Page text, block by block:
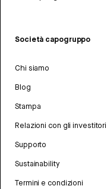
Società capogruppo
Chi siamo
Blog
Stampa
Relazioni con gli investitori
Supporto
Sustainability
Termini e condizioni